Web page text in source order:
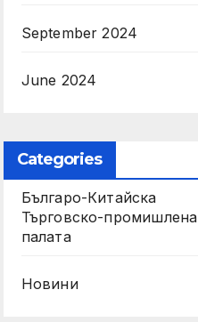
September 2024
June 2024
Categories
Българо-Китайска
Търговско-промишлена
палaта
Новини